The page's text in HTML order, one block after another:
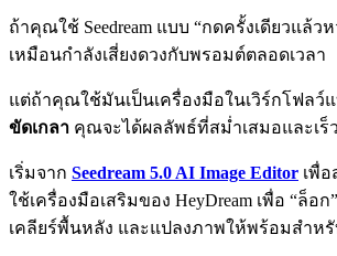
ถ้าคุณใช้ Seedream แบบ “กดครั้งเดียวแล้ว
เหมือนกำลังเสี่ยงดวงกับพรอมต์ตลอดเวลา
แต่ถ้าคุณใช้มันเป็นเครื่องมือในเวิร์กโฟลว์
ขัดเกลา คุณจะได้ผลลัพธ์ที่สม่ำเสมอและเร็
เริ่มจาก Seedream 5.0 AI Image Editor เพื่
ใช้เครื่องมือเสริมของ HeyDream เพื่อ “ล็อ
เคลียร์พื้นหลัง และแปลงภาพให้พร้อมสำห